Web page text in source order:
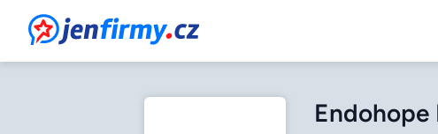
JenFirmy.cz